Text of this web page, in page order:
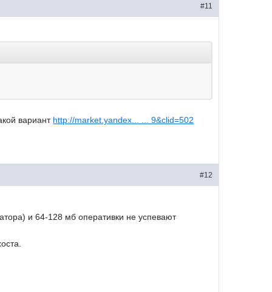
#11
вариант http://market.yandex... ... 9&clid=502
#12
и 64-128 мб оперативки не успевают